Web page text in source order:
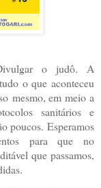
o judô. A
o que aconteceu
mesmo, em meio a
sanitários e
poucos. Esperamos
para que no
que passamos,